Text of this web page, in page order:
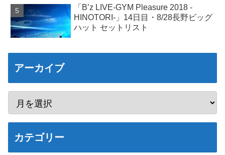
「B’z LIVE-GYM Pleasure 2018 -
HINOTORI-」14日目・8/28長野ビッグ
ハット セットリスト
アーカイブ
カテゴリー